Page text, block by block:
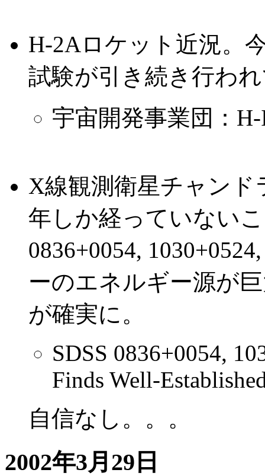
H-2Aロケット近況。
試験が引き続き行わ
宇宙開発事業団：
X線観測衛星チャンド
年しか経っていない
0836+0054,
ーのエネルギー源が
が確実に。
SDSS 0836+0054,
Finds Well-
自信なし。。。
2002年3月29日